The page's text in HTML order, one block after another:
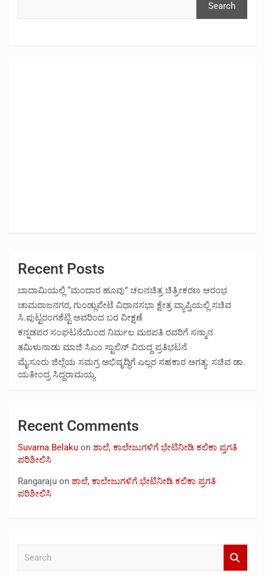
Search
Recent Posts
ಬಾದಾಮಿಯಲ್ಲಿ “ಮಂದಾರ ಹೂವು” ಚಲನಚಿತ್ರ ಚಿತ್ರೀಕರಣ ಆರಂಭ
ಚಾಮರಾಜನಗರ, ಗುಂಡ್ಲುಪೇಟೆ ವಿಧಾನಸಭಾ ಕ್ಷೇತ್ರ ವ್ಯಾಪ್ತಿಯಲ್ಲಿ ಸಚಿವ
ಸಿ.ಪುಟ್ಟರಂಗಶೆಟ್ಟಿ ಅವರಿಂದ ಬರ ವೀಕ್ಷಣೆ
ಕನ್ನಡಪರ ಸಂಘಟನೆಯಿಂದ ನಿರ್ಮಲ ಮಠಪತಿ ರವರಿಗೆ ಸನ್ಮಾನ
ತಮಿಳುನಾಡು ಮಾಜಿ ಸಿಎಂ ಸ್ಟಾಲಿನ್ ವಿರುದ್ದ ಪ್ರತಿಭಟನೆ
ಮೈಸೂರು ಜಿಲ್ಲೆಯ ಸಮಗ್ರ ಅಭಿವೃದ್ಧಿಗೆ ಎಲ್ಲರ ಸಹಕಾರ ಅಗತ್ಯ: ಸಚಿವ ಡಾ.
ಯತೀಂದ್ರ ಸಿದ್ದರಾಮಯ್ಯ
Recent Comments
Suvarna Belaku on ಶಾಲೆ, ಕಾಲೇಜುಗಳಿಗೆ ಭೇಟಿನೀಡಿ ಕಲಿಕಾ ಪ್ರಗತಿ
ಪರಿಶೀಲಿಸಿ
Rangaraju on ಶಾಲೆ, ಕಾಲೇಜುಗಳಿಗೆ ಭೇಟಿನೀಡಿ ಕಲಿಕಾ ಪ್ರಗತಿ
ಪರಿಶೀಲಿಸಿ